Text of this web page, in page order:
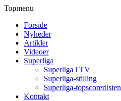
Topmenu
Forside
Nyheder
Artikler
Videoer
Superliga
Superliga i TV
Superliga-stilling
Superliga-topscorerlisten
Kontakt